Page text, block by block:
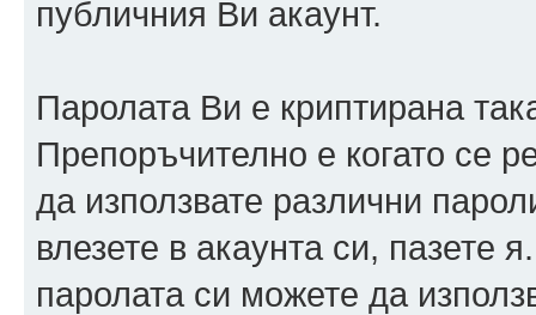
публичния Ви акаунт.
Паролата Ви е криптирана
Препоръчително е когато се
да използвате различни
влезете в акаунта си, пазете
паролата си можете да